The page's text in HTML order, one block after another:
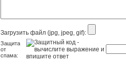
Загрузить файл (jpg, jpeg, gif):
Защита
от
спама: